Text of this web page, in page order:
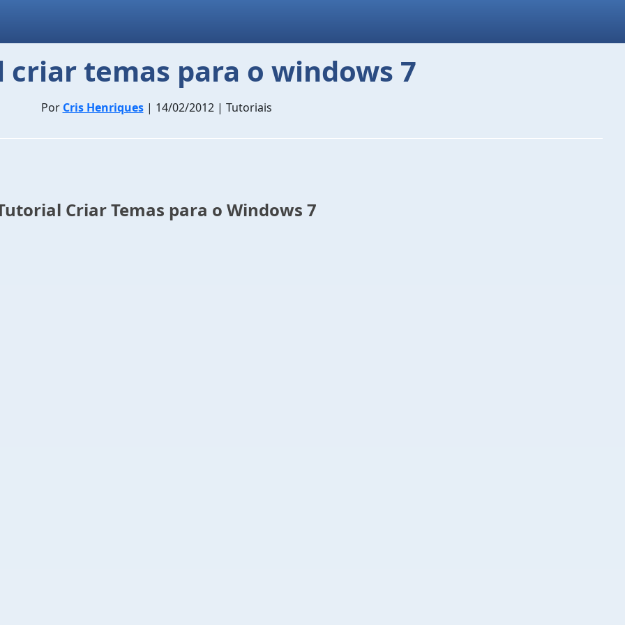
temas para o windows 7
Por Cris Henriques| 14/02/2012 | Tutoriais
Criar Temas para o Windows 7